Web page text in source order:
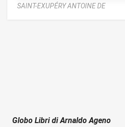
SAINT-EXUPÉRY ANTOINE DE
Globo Libri di Arnaldo Ageno